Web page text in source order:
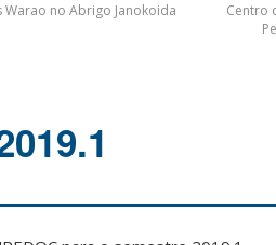
Warao no Abrigo Janokoida
Centro